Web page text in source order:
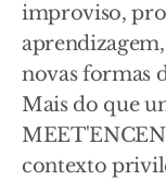
improviso,
novas formas
Mais do que
contexto